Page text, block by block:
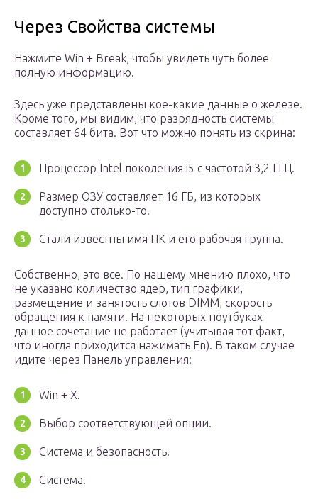
Через Свойства системы
Нажмите Win + Break, чтобы увидеть чуть более
полную информацию.
Здесь уже представлены кое-какие данные о железе.
Кроме того, мы видим, что разрядность системы
составляет 64 бита. Вот что можно понять из скрина:
Процессор Intel поколения i5 с частотой 3,2 ГГЦ.
Размер ОЗУ составляет 16 ГБ, из которых
доступно столько-то.
Стали известны имя ПК и его рабочая группа.
Собственно, это все. По нашему мнению плохо, что
не указано количество ядер, тип графики,
размещение и занятость слотов DIMM, скорость
обращения к памяти. На некоторых ноутбуках
данное сочетание не работает (учитывая тот факт,
что иногда приходится нажимать Fn). В таком случае
идите через Панель управления:
Win + X.
Выбор соответствующей опции.
Система и безопасность.
Система.